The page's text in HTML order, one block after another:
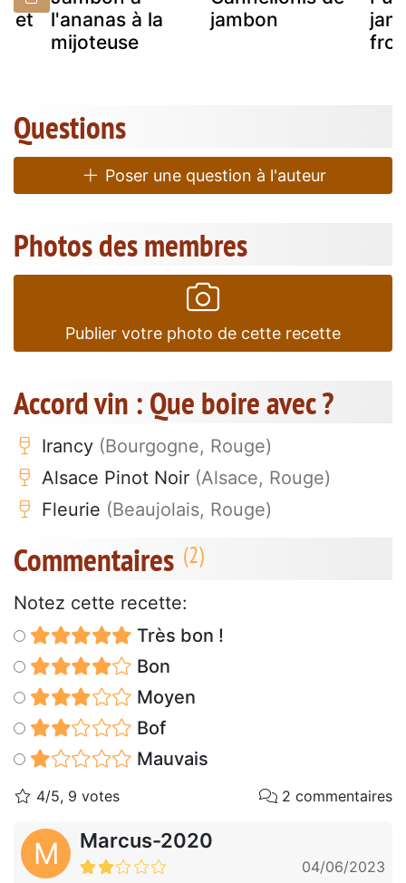
et
l'ananas à la
mijoteuse
jambon
Questions
Poser une question à l'auteur
Photos des membres
Publier votre photo de cette recette
Accord vin : Que boire avec ?
Irancy (Bourgogne, Rouge)
Alsace Pinot Noir (Alsace, Rouge)
Fleurie (Beaujolais, Rouge)
Commentaires
Notez cette recette:
Très bon !
Bon
Moyen
Bof
Mauvais
4/5, 9 votes 2 commentaires
M Marcus-2020
04/06/2023